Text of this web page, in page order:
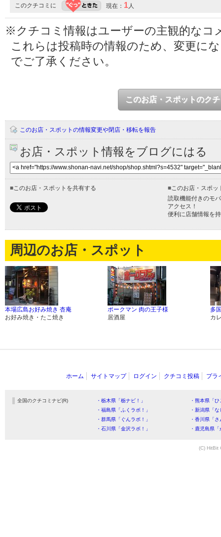
このクチコミに 現在： 1 人
※クチコミ情報はユーザーの主観的なコ
これらは投稿時の情報のため、変更に
でご了承ください。
このお店・スポットのク
このお店・スポットの情報変更や閉店・移転を報告
お店・スポット情報をブログにはる
■ このお店・スポットを共有する ■ このお店・スポ
読取機能付きのモ
アクセス！
便利に店舗情報を
周辺のお店・スポット
本場広島お好み焼き 杏庵
お好み焼き・たこ焼き
ポークマン 肉の王子様
居酒屋
多
カ
ホーム サイトマップ ログイン クチコミ投稿 プラ
全国のクチコミナビ(R) ・栃木県「栃ナビ！」
・熊本県「
・福島県「ふくラボ！」
・新潟県「
・群馬県「ぐんラボ！」
・香川県「
・石川県「金沢ラボ！」
・鹿児島県
(C) HitBit